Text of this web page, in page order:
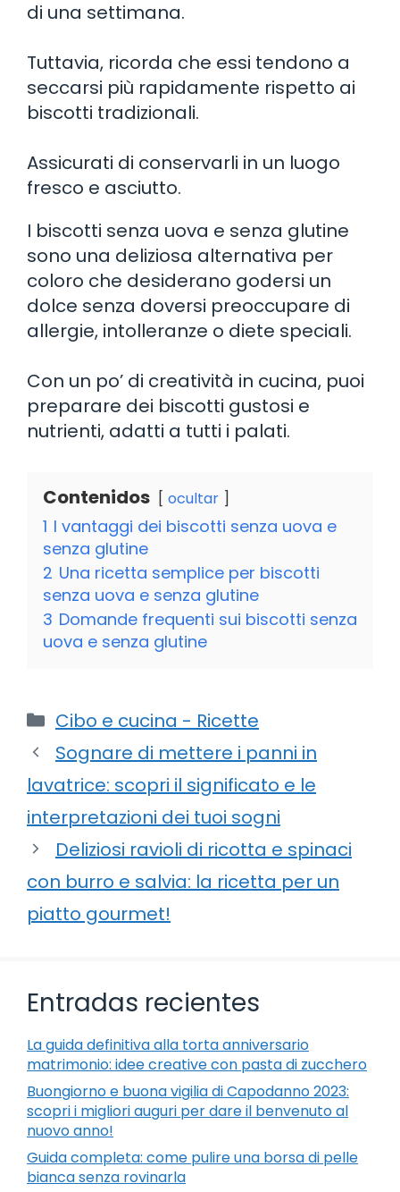
di una settimana.
Tuttavia, ricorda che essi tendono a
seccarsi più rapidamente rispetto ai
biscotti tradizionali.
Assicurati di conservarli in un luogo
fresco e asciutto.
I biscotti senza uova e senza glutine
sono una deliziosa alternativa per
coloro che desiderano godersi un
dolce senza doversi preoccupare di
allergie, intolleranze o diete speciali.
Con un po’ di creatività in cucina, puoi
preparare dei biscotti gustosi e
nutrienti, adatti a tutti i palati.
Contenidos ocultar
1 I vantaggi dei biscotti senza uova e
senza glutine
2 Una ricetta semplice per biscotti
senza uova e senza glutine
3 Domande frequenti sui biscotti senza
uova e senza glutine
Categorie
Cibo e cucina - Ricette
Sognare di mettere i panni in
lavatrice: scopri il significato e le
interpretazioni dei tuoi sogni
Deliziosi ravioli di ricotta e spinaci
con burro e salvia: la ricetta per un
piatto gourmet!
Entradas recientes
La guida definitiva alla torta anniversario
matrimonio: idee creative con pasta di zucchero
Buongiorno e buona vigilia di Capodanno 2023:
scopri i migliori auguri per dare il benvenuto al
nuovo anno!
Guida completa: come pulire una borsa di pelle
bianca senza rovinarla